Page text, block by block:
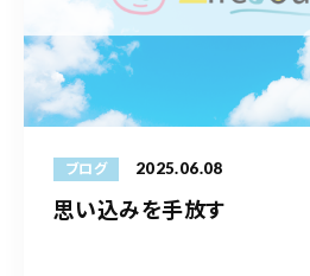
ブログ 2025.06.08
思い込みを手放す